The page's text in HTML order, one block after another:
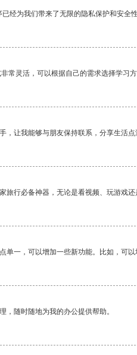
经为我们带来了无限的隐私保护和安全性
常灵活，可以根据自己的需求选择学习
，让我能够与朋友保持联系，分享生活点
旅行必备神器，无论是看视频、玩游戏
单一，可以增加一些新功能。比如，可
，随时随地为我的办公提供帮助。